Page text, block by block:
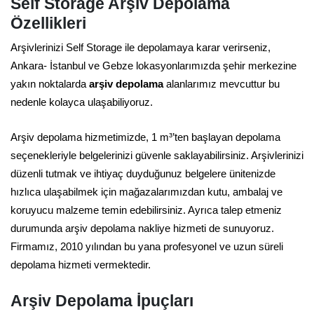
Özellikleri
Arşivlerinizi Self Storage ile depolamaya karar verirseniz,
Ankara- İstanbul ve Gebze lokasyonlarımızda şehir merkezine
yakın noktalarda arşiv depolamaalanlarımız mevcuttur bu
nedenle kolayca ulaşabiliyoruz.
Arşiv depolama hizmetimizde, 1 m³’ten başlayan depolama
seçenekleriyle belgelerinizi güvenle saklayabilirsiniz. Arşivlerinizi
düzenli tutmak ve ihtiyaç duyduğunuz belgelere ünitenizde
hızlıca ulaşabilmek için mağazalarımızdan kutu, ambalaj ve
koruyucu malzeme temin edebilirsiniz. Ayrıca talep etmeniz
durumunda arşiv depolama nakliye hizmeti de sunuyoruz.
Firmamız, 2010 yılından bu yana profesyonel ve uzun süreli
depolama hizmeti vermektedir.
Arşiv Depolama İpuçları